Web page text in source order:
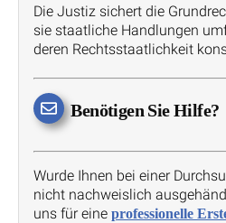
Die Justiz sichert die
sie staatliche Handlungen
deren Rechtsstaatlichkeit
Benötigen Sie Hilfe?
Wurde Ihnen bei einer
nicht nachweislich
uns für eine professionelle